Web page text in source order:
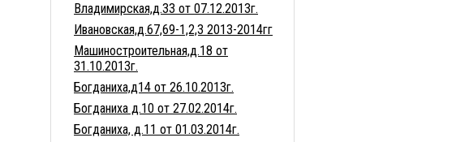
Владимирская,д.33 от 07.12.2013г.
Ивановская,д.67,69-1,2,3 2013-2014гг
Машиностроительная,д.18 от
31.10.2013г.
Богданиха,д14 от 26.10.2013г.
Богданиха д.10 от 27.02.2014г.
Богданиха, д.11 от 01.03.2014г.